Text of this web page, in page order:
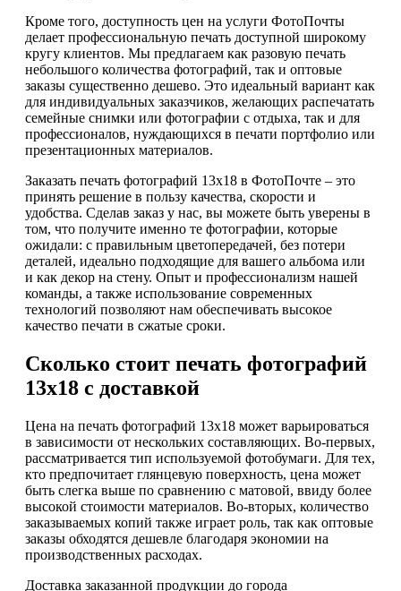
Кроме того, доступность цен на услуги ФотоПочты
делает профессиональную печать доступной широкому
кругу клиентов. Мы предлагаем как разовую печать
небольшого количества фотографий, так и оптовые
заказы существенно дешево. Это идеальный вариант как
для индивидуальных заказчиков, желающих распечатать
семейные снимки или фотографии с отдыха, так и для
профессионалов, нуждающихся в печати портфолио или
презентационных материалов.
Заказать печать фотографий 13х18 в ФотоПочте – это
принять решение в пользу качества, скорости и
удобства. Сделав заказ у нас, вы можете быть уверены в
том, что получите именно те фотографии, которые
ожидали: с правильным цветопередачей, без потери
деталей, идеально подходящие для вашего альбома или
и как декор на стену. Опыт и профессионализм нашей
команды, а также использование современных
технологий позволяют нам обеспечивать высокое
качество печати в сжатые сроки.
Сколько стоит печать фотографий
13х18 с доставкой
Цена на печать фотографий 13x18 может варьироваться
в зависимости от нескольких составляющих. Во-первых,
рассматривается тип используемой фотобумаги. Для тех,
кто предпочитает глянцевую поверхность, цена может
быть слегка выше по сравнению с матовой, ввиду более
высокой стоимости материалов. Во-вторых, количество
заказываемых копий также играет роль, так как оптовые
заказы обходятся дешевле благодаря экономии на
производственных расходах.
Доставка заказанной продукции до города